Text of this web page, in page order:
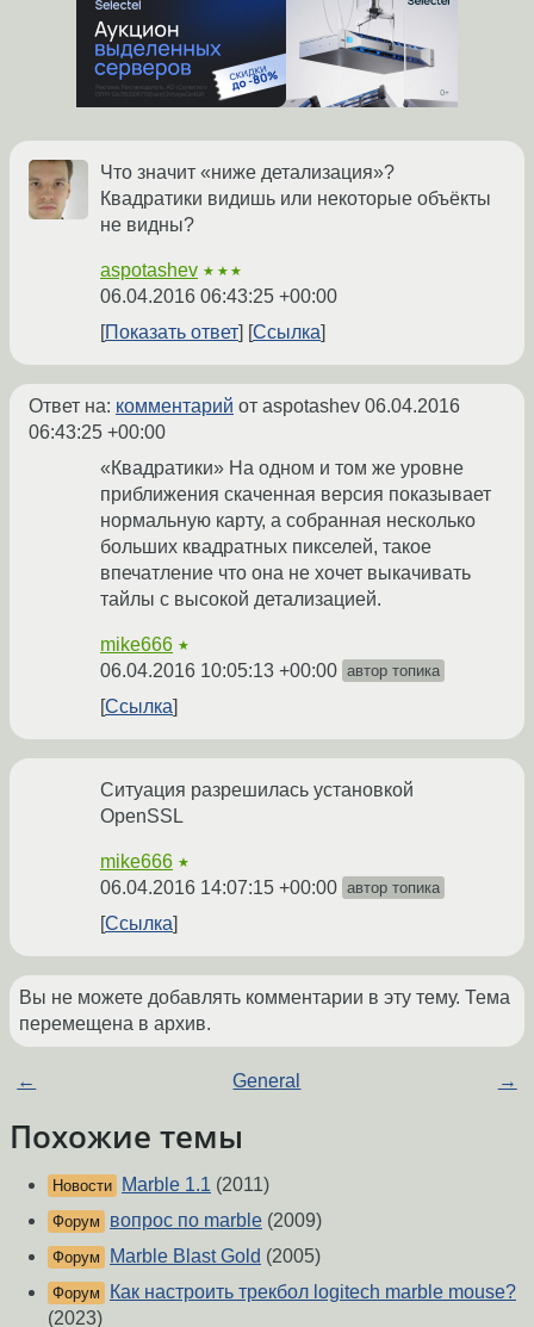
Что значит «ниже детализация»?
Квадратики видишь или некоторые объёкты
не видны?
aspotashev ★★★
06.04.2016 06:43:25 +00:00
Показать ответ
Ссылка
Ответ на: комментарий от aspotashev 06.04.2016
06:43:25 +00:00
«Квадратики» На одном и том же уровне
приближения скаченная версия показывает
нормальную карту, а собранная несколько
больших квадратных пикселей, такое
впечатление что она не хочет выкачивать
тайлы с высокой детализацией.
mike666 ★
06.04.2016 10:05:13 +00:00 автор топика
Ссылка
Ситуация разрешилась установкой
OpenSSL
mike666 ★
06.04.2016 14:07:15 +00:00 автор топика
Ссылка
Вы не можете добавлять комментарии в эту тему. Тема
перемещена в архив.
← General →
Похожие темы
Новости Marble 1.1 (2011)
Форум вопрос по marble (2009)
Форум Marble Blast Gold (2005)
Форум
Как настроить трекбол logitech marble mouse?
(2023)